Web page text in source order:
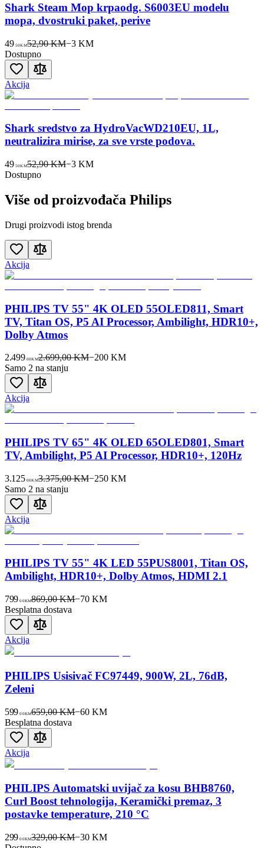
Shark Steam Mop krpaodg. S6003EU modelu
mopa, dvostruki paket, perive
49 50KM52,90 KM−3KM
Dostupno
Akcija
Shark sredstvo za HydroVacWD210EU, 1L,
neutralizira mirise, za sve vrste podova.
49 50KM52,90 KM−3KM
Dostupno
Više od proizvođača Philips
Drugi proizvodi istog brenda
Akcija
PHILIPS TV 55" 4K OLED 55OLED811, Smart
TV, Titan OS, P5 AI Processor, Ambilight, HDR10+,
Dolby Atmos
2.499 00KM2.699,00 KM−200KM
Samo 2 na stanju
Akcija
PHILIPS TV 65" 4K OLED 65OLED801, Smart
TV, Ambilight, P5 AI Processor, HDR10+, 120Hz
3.125 00KM3.375,00 KM−250KM
Samo 2 na stanju
Akcija
PHILIPS TV 55" 4K LED 55PUS8001, Titan OS,
Ambilight, HDR10+, Dolby Atmos, HDMI 2.1
799 00KM869,00 KM−70 KM
Besplatna dostava
Akcija
PHILIPS Usisivač FC97449, 900W, 2L, 76dB,
Zeleni
599 00KM659,00 KM−60 KM
Besplatna dostava
Akcija
PHILIPS Automatski uvijač za kosu BHB8760,
Curl Boost tehnologija, Keramički premaz, 3
postavke temperature, 210 °C
299 00KM329,00 KM−30 KM